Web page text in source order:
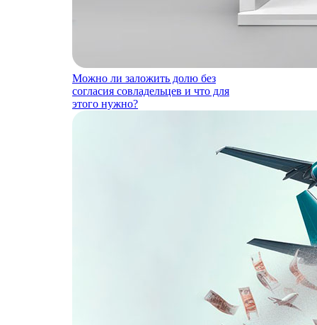
Можно ли заложить долю без
согласия совладельцев и что для
этого нужно?